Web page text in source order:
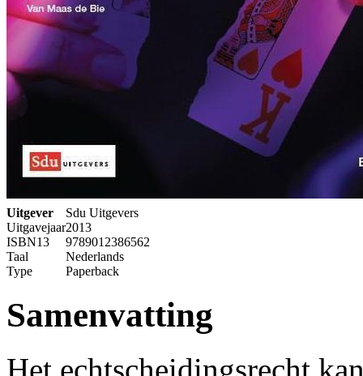
Uitgever
Sdu Uitgevers
Uitgavejaar2013
ISBN13
9789012386562
Taal
Nederlands
Type
Paperback
Samenvatting
Het echtscheidingsrecht